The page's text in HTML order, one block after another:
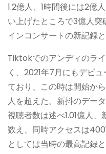
1.2億人、1時間後には2億
い上げたところで3億人
インコンサートの新記録
Tiktokでのアンディのラ
く、2021年7月にもデビ
ており、この時は開始か
人を超えた。新抖のデー
視聴者数は述べ1.01億人
数え、同時アクセスは
としては当時の最高記録と